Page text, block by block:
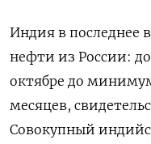
Индия в последнее
нефти из России:
октябре до
месяцев,
Совокупный